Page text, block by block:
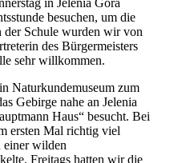
in Jelenia Góra
besuchen, um die
der Schule wurden wir von
des Bürgermeisters
sehr willkommen.
Naturkundemuseum zum
Gebirge nahe an Jelenia
Haus“ besucht. Bei
ersten Mal richtig viel
einer wilden
Freitags hatten wir die